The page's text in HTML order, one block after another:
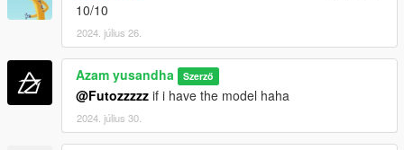
10/10
2024. július 26.
Azam yusandha Szerző
@Futozzzzz if i have the model haha
2024. július 30.